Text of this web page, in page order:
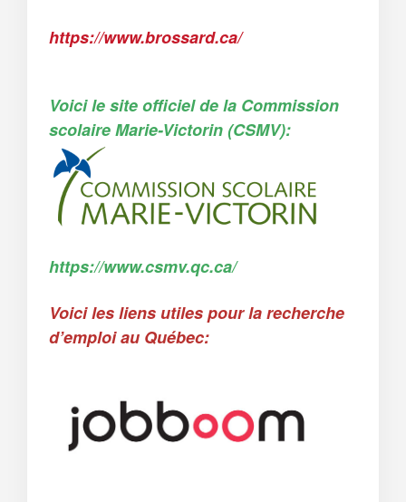
https://www.brossard.ca/
Voici le site officiel de la Commission
scolaire Marie-Victorin(CSMV):
https://www.csmv.qc.ca/
Voici les liens utiles pour la recherche
d’emploi au Québec: